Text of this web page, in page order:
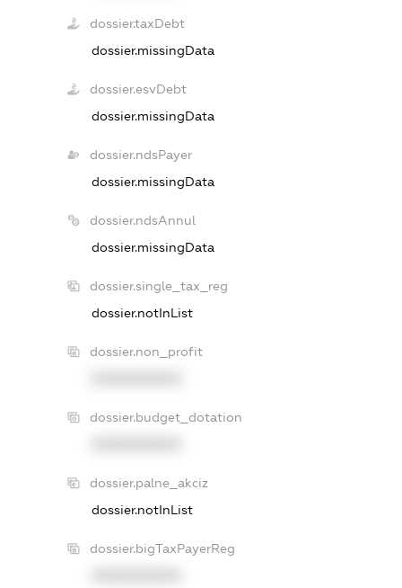
dossier.taxDebt
dossier.missingData
dossier.esvDebt
dossier.missingData
dossier.ndsPayer
dossier.missingData
dossier.ndsAnnul
dossier.missingData
dossier.single_tax_reg
dossier.notInList
dossier.non_profit
dossier.budget_dotation
dossier.palne_akciz
dossier.notInList
dossier.bigTaxPayerReg